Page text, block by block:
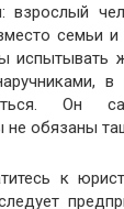
взрослый
семьи
испытывать
Он
обязаны
к